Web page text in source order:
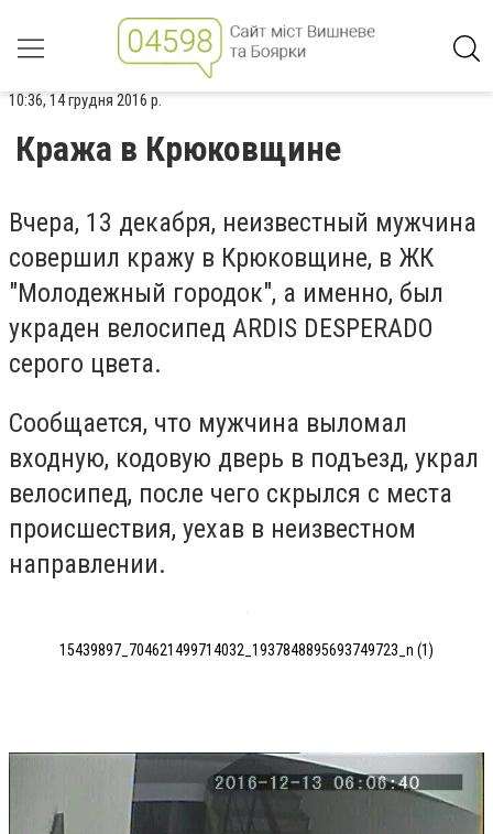
10:36, 14 грудня 2016 р.
Кража в Крюковщине
Вчера, 13 декабря, неизвестный мужчина
совершил кражу в Крюковщине, в ЖК
"Молодежный городок", а именно, был
украден велосипед ARDIS DESPERADO
серого цвета.
Сообщается, что мужчина выломал
входную, кодовую дверь в подъезд, украл
велосипед, после чего скрылся с места
происшествия, уехав в неизвестном
направлении.
15439897_704621499714032_1937848895693749723_n (1)